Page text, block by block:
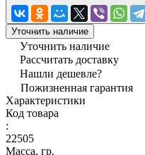
Уточнить наличие
Уточнить наличие
Рассчитать доставку
Нашли дешевле?
Пожизненная гарантия
Характеристики
Код товара
:
22505
Масса, гр.